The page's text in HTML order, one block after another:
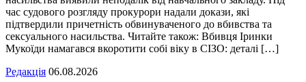
час судового розгляду прокурори надали докази, які
підтвердили причетність обвинуваченого до вбивства та
сексуального насильства. Читайте також: Вбивця Іринки
Мукоїди намагався вкоротити собі віку в СІЗО: деталі […]
Редакція 06.08.2026